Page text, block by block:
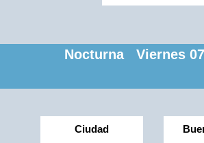
Nocturna Viernes
Ciudad